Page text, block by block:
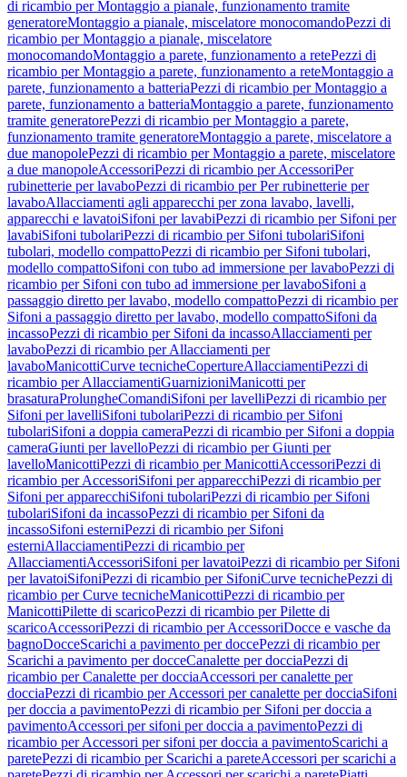
di ricambio per Montaggio a pianale, funzionamento tramite
generatoreMontaggio a pianale, miscelatore monocomandoPezzi di
ricambio per Montaggio a pianale, miscelatore
monocomandoMontaggio a parete, funzionamento a retePezzi di
ricambio per Montaggio a parete, funzionamento a reteMontaggio a
parete, funzionamento a batteriaPezzi di ricambio per Montaggio a
parete, funzionamento a batteriaMontaggio a parete, funzionamento
tramite generatorePezzi di ricambio per Montaggio a parete,
funzionamento tramite generatoreMontaggio a parete, miscelatore a
due manopolePezzi di ricambio per Montaggio a parete, miscelatore
a due manopoleAccessoriPezzi di ricambio per AccessoriPer
rubinetterie per lavaboPezzi di ricambio per Per rubinetterie per
lavaboAllacciamenti agli apparecchi per zona lavabo, lavelli,
apparecchi e lavatoiSifoni per lavabiPezzi di ricambio per Sifoni per
lavabiSifoni tubolariPezzi di ricambio per Sifoni tubolariSifoni
tubolari, modello compattoPezzi di ricambio per Sifoni tubolari,
modello compattoSifoni con tubo ad immersione per lavaboPezzi di
ricambio per Sifoni con tubo ad immersione per lavaboSifoni a
passaggio diretto per lavabo, modello compattoPezzi di ricambio per
Sifoni a passaggio diretto per lavabo, modello compattoSifoni da
incassoPezzi di ricambio per Sifoni da incassoAllacciamenti per
lavaboPezzi di ricambio per Allacciamenti per
lavaboManicottiCurve tecnicheCopertureAllacciamentiPezzi di
ricambio per AllacciamentiGuarnizioniManicotti per
brasaturaProlungheComandiSifoni per lavelliPezzi di ricambio per
Sifoni per lavelliSifoni tubolariPezzi di ricambio per Sifoni
tubolariSifoni a doppia cameraPezzi di ricambio per Sifoni a doppia
cameraGiunti per lavelloPezzi di ricambio per Giunti per
lavelloManicottiPezzi di ricambio per ManicottiAccessoriPezzi di
ricambio per AccessoriSifoni per apparecchiPezzi di ricambio per
Sifoni per apparecchiSifoni tubolariPezzi di ricambio per Sifoni
tubolariSifoni da incassoPezzi di ricambio per Sifoni da
incassoSifoni esterniPezzi di ricambio per Sifoni
esterniAllacciamentiPezzi di ricambio per
AllacciamentiAccessoriSifoni per lavatoiPezzi di ricambio per Sifoni
per lavatoiSifoniPezzi di ricambio per SifoniCurve tecnichePezzi di
ricambio per Curve tecnicheManicottiPezzi di ricambio per
ManicottiPilette di scaricoPezzi di ricambio per Pilette di
scaricoAccessoriPezzi di ricambio per AccessoriDocce e vasche da
bagnoDocceScarichi a pavimento per doccePezzi di ricambio per
Scarichi a pavimento per docceCanalette per docciaPezzi di
ricambio per Canalette per docciaAccessori per canalette per
docciaPezzi di ricambio per Accessori per canalette per docciaSifoni
per doccia a pavimentoPezzi di ricambio per Sifoni per doccia a
pavimentoAccessori per sifoni per doccia a pavimentoPezzi di
ricambio per Accessori per sifoni per doccia a pavimentoScarichi a
paretePezzi di ricambio per Scarichi a pareteAccessori per scarichi a